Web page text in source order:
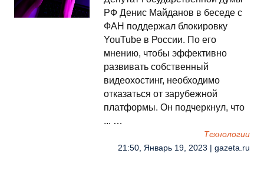
РФ Денис Майданов в беседе с
ФАН поддержал блокировку
YouTube в России. По его
мнению, чтобы эффективно
развивать собственный
видеохостинг, необходимо
отказаться от зарубежной
платформы. Он подчеркнул, что
... …
Технологии
21:50, Январь 19, 2023 | gazeta.ru